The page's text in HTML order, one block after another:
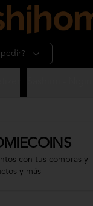
con tus compras y
y más